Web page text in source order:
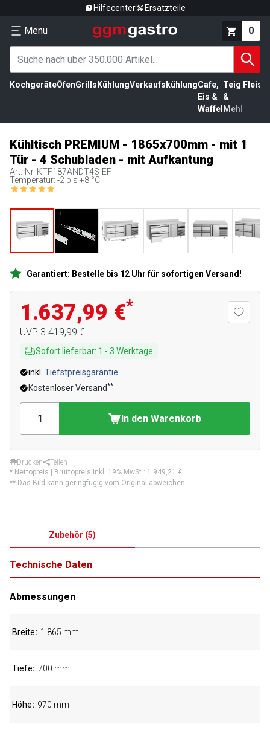
Hilfecenter Ersatzteile
Menu 0
KochgeräteÖfenGrills KühlungVerkaufskühlungCafe,
Eis &
Waffel
Teig
&
Mehl
Kühltisch PREMIUM - 1865x700mm - mit 1
Tür - 4 Schubladen - mit Aufkantung
Art.-Nr. KTF187ANDT4S-EF
Temperatur: -2 bis +8 °C
Garantiert: Bestelle bis 12 Uhr für sofortigen Versand!
1.637,99 €*
UVP 3.419,99 €
Sofort lieferbar: 1 - 3 Werktage
inkl. Tiefstpreisgarantie
Kostenloser Versand**
In den Warenkorb
Drucken
Teilen
* Nettopreis | Bruttopreis inkl. 19% MwSt.: 1.949,21 €
** Das Bild kann geringfügig vom Original abweichen.
Zubehör (5)
Technische Daten
Abmessungen
Breite 1.865 mm
Tiefe 700 mm
Höhe 970 mm